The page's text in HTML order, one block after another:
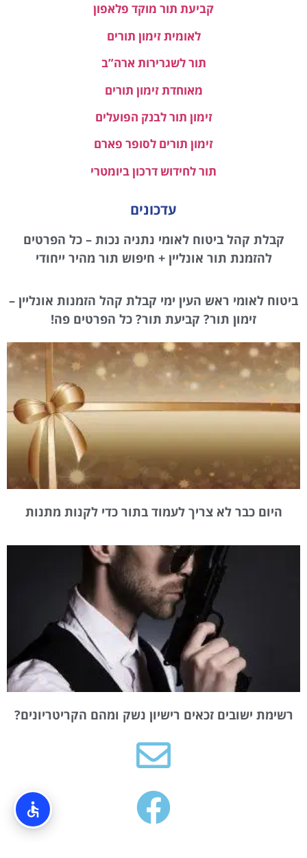
קביעת תור מוקד פלאפון
לאומית זימון תורים
תור לשגרירות ארה”ב
מאוחדת זימון תורים
זימון תור לבנק הפועלים
זימון תורים לסופר פארם
תור לחידוש דרכון ביומטרי
עדכונים
קבלת קהל ביטוח לאומי נתניה נכות – כל הפרטים
להזמנת תור אונליין + חיפוש תור מהיר ייחודי
ביטוח לאומי ראש העין ימי קבלת קהל הזמנות אונליין –
זימון תור? קביעת תור? כל הפרטים פה!
היום כבר לא צריך לעמוד בתור כדי לקנות מתנות
רשימת ישובים זכאים רישיון נשק ומהם הקריטריונים?